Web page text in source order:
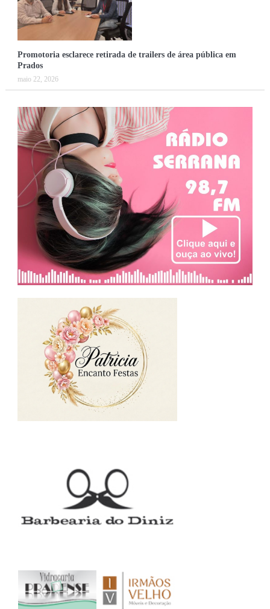
Promotoria esclarece retirada de trailers de área pública em
Prados
maio 22, 2026